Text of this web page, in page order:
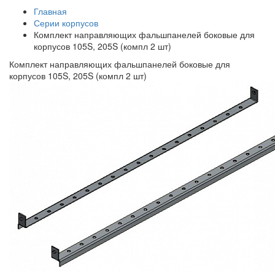
Главная
Серии корпусов
Комплект направляющих фальшпанелей боковые для
корпусов 105S, 205S (компл 2 шт)
Комплект направляющих фальшпанелей боковые для
корпусов 105S, 205S (компл 2 шт)